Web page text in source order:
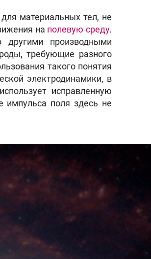
материальных тел, не
на полевую среду.
производными
требующие разного
такого понятия
электродинамики, в
использует исправленную
импульса поля здесь не